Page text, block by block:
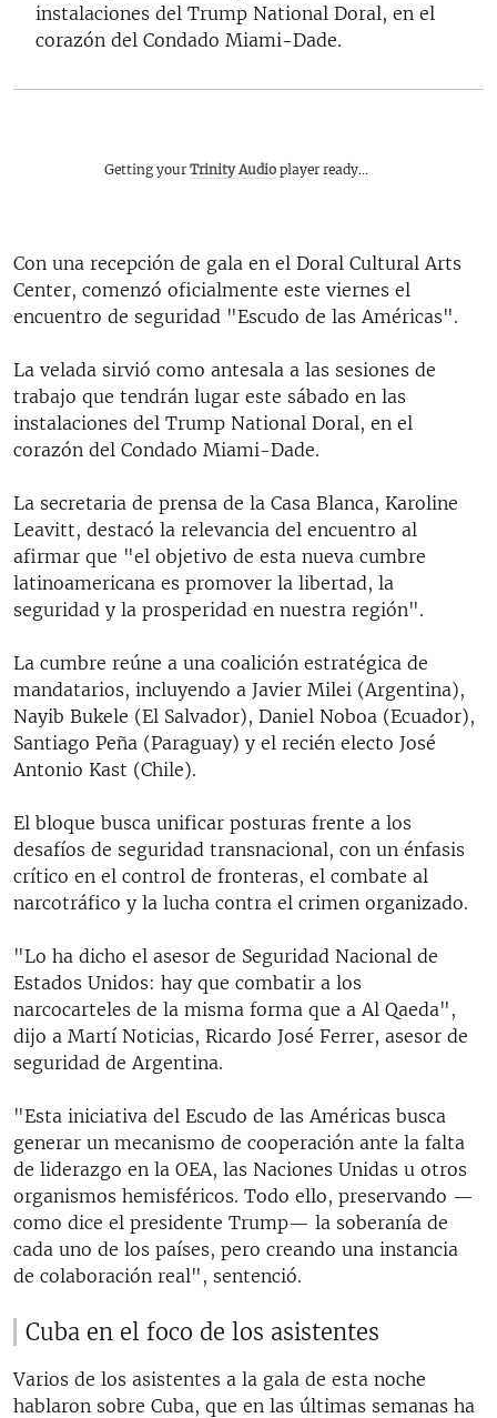
instalaciones del Trump National Doral, en el
corazón del Condado Miami-Dade.
Getting yourTrinity Audio player ready...
Con una recepción de gala en el Doral Cultural Arts
Center, comenzó oficialmente este viernes el
encuentro de seguridad "Escudo de las Américas".
La velada sirvió como antesala a las sesiones de
trabajo que tendrán lugar este sábado en las
instalaciones del Trump National Doral, en el
corazón del Condado Miami-Dade.
La secretaria de prensa de la Casa Blanca, Karoline
Leavitt, destacó la relevancia del encuentro al
afirmar que "el objetivo de esta nueva cumbre
latinoamericana es promover la libertad, la
seguridad y la prosperidad en nuestra región".
La cumbre reúne a una coalición estratégica de
mandatarios, incluyendo a Javier Milei (Argentina),
Nayib Bukele (El Salvador), Daniel Noboa (Ecuador),
Santiago Peña (Paraguay) y el recién electo José
Antonio Kast (Chile).
El bloque busca unificar posturas frente a los
desafíos de seguridad transnacional, con un énfasis
crítico en el control de fronteras, el combate al
narcotráfico y la lucha contra el crimen organizado.
"Lo ha dicho el asesor de Seguridad Nacional de
Estados Unidos: hay que combatir a los
narcocarteles de la misma forma que a Al Qaeda",
dijo a Martí Noticias, Ricardo José Ferrer, asesor de
seguridad de Argentina.
"Esta iniciativa del Escudo de las Américas busca
generar un mecanismo de cooperación ante la falta
de liderazgo en la OEA, las Naciones Unidas u otros
organismos hemisféricos. Todo ello, preservando —
como dice el presidente Trump— la soberanía de
cada uno de los países, pero creando una instancia
de colaboración real", sentenció.
Cuba en el foco de los asistentes
Varios de los asistentes a la gala de esta noche
hablaron sobre Cuba, que en las últimas semanas ha